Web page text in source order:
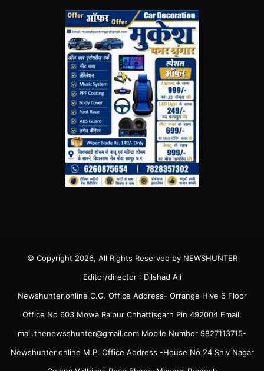
© Copyright 2026, All Rights Reserved by NEWSHUNTER
Editor/director : Dilshad Ali
Newshunter.online C.G. Office Address- Orrange Hive 6 Floor
Office No 603 Mowa Raipur Chhattisgarh Pin 492004 Email:
mail.thenewsshunter@gmail.com Mobile Number 9827113715-
Newshunter.online M.P. Office Address -House No 24 Shiv Nagar